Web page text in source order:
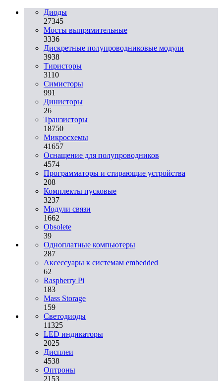
Диоды
27345
Мосты выпрямительные
3336
Дискретные полупроводниковые модули
3938
Тиристоры
3110
Симисторы
991
Динисторы
26
Транзисторы
18750
Микросхемы
41657
Оснащение для полупроводников
4574
Программаторы и стирающие устройства
208
Комплекты пусковые
3237
Модули связи
1662
Obsolete
39
Одноплатные компьютеры
287
Аксессуары к системам embedded
62
Raspberry Pi
183
Mass Storage
159
Светодиоды
11325
LED индикаторы
2025
Дисплеи
4538
Оптроны
2153